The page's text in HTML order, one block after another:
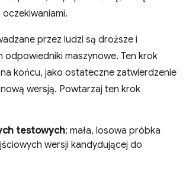
przez ludzi są droższe i
odpowiedniki maszynowe. Ten krok
końcu, jako ostateczne zatwierdzenie
wersją. Powtarzaj ten krok
testowych: mała, losowa próbka
wersji kandydującej do